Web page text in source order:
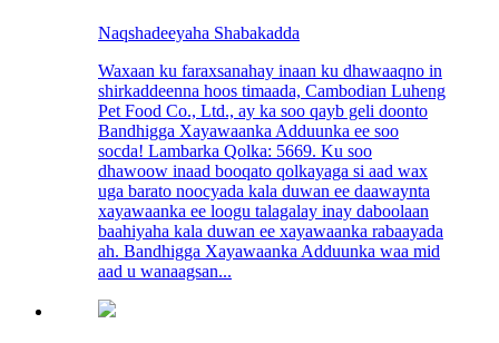
Naqshadeeyaha Shabakadda
Waxaan ku faraxsanahay inaan ku dhawaaqno in
shirkaddeenna hoos timaada, Cambodian Luheng
Pet Food Co., Ltd., ay ka soo qayb geli doonto
Bandhigga Xayawaanka Adduunka ee soo
socda! Lambarka Qolka: 5669. Ku soo
dhawoow inaad booqato qolkayaga si aad wax
uga barato noocyada kala duwan ee daawaynta
xayawaanka ee loogu talagalay inay daboolaan
baahiyaha kala duwan ee xayawaanka rabaayada
ah. Bandhigga Xayawaanka Adduunka waa mid
aad u wanaagsan...